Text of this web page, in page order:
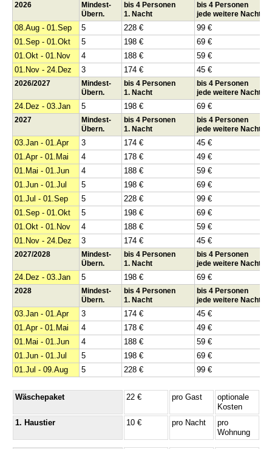
2026
Mindest-
Übern.
bis 4 Personen
1. Nacht
bis 4 Personen
jede weitere Nacht
08.Aug - 01.Sep 5 228 €
99 €
01.Sep - 01.Okt
5 198 €
69 €
01.Okt - 01.Nov
4 188 €
59 €
01.Nov - 24.Dez
3 174 € 45 €
2026/2027
Mindest-
Übern.
bis 4 Personen
1. Nacht
bis 4 Personen
jede weitere Nacht
24.Dez - 03.Jan 5 198 € 69 €
2027
Mindest-
Übern.
bis 4 Personen
1. Nacht
bis 4 Personen
jede weitere Nacht
03.Jan - 01.Apr 3 174 €
45 €
01.Apr - 01.Mai
4 178 €
49 €
01.Mai - 01.Jun
4 188 €
59 €
01.Jun - 01.Jul
5 198 €
69 €
01.Jul - 01.Sep
5 228 €
99 €
01.Sep - 01.Okt
5 198 €
69 €
01.Okt - 01.Nov
4 188 €
59 €
01.Nov - 24.Dez
3 174 € 45 €
2027/2028
Mindest-
Übern.
bis 4 Personen
1. Nacht
bis 4 Personen
jede weitere Nacht
24.Dez - 03.Jan 5 198 € 69 €
2028
Mindest-
Übern.
bis 4 Personen
1. Nacht
bis 4 Personen
jede weitere Nacht
03.Jan - 01.Apr 3 174 €
45 €
01.Apr - 01.Mai
4 178 €
49 €
01.Mai - 01.Jun
4 188 €
59 €
01.Jun - 01.Jul
5 198 €
69 €
01.Jul - 09.Aug
5 228 € 99 €
Wäschepaket 22 € pro Gast
optionale
Kosten
1. Haustier
10 € pro Nacht
pro
Wohnung